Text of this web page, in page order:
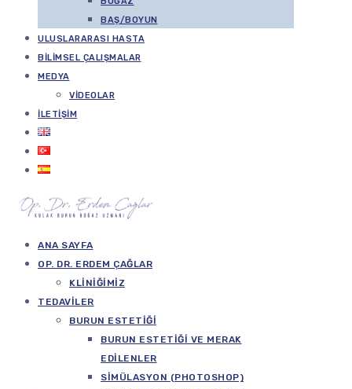
BAŞ/BOYUN
ULUSLARARASI HASTA
BILIMSEL ÇALIŞMALAR
MEDYA
VIDEOLAR
İLETIŞIM
ANA SAYFA
OP. DR. ERDEM ÇAĞLAR
KLINIĞIMIZ
TEDAVILER
BURUN ESTETIĞI
BURUN ESTETIĞI VE MERAK
EDILENLER
SIMÜLASYON (PHOTOSHOP)